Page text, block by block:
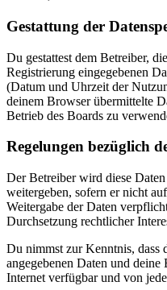
Gestattung der
Du gestattest dem Betreiber,
Registrierung eingegebenen
(Datum und Uhrzeit der
deinem Browser übermittelte
Betrieb des Boards zu
Regelungen bezüglich
Der Betreiber wird diese
weitergeben, sofern er nicht
Weitergabe der Daten
Durchsetzung rechtlicher
Du nimmst zur Kenntnis, dass
angegebenen Daten und
Internet verfügbar und von